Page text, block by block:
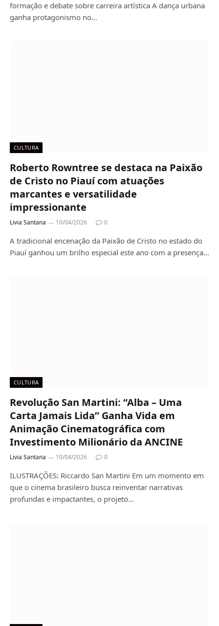
formação e debate sobre carreira artística A dança urbana
ganha protagonismo no…
CULTURA
Roberto Rowntree se destaca na Paixão
de Cristo no Piauí com atuações
marcantes e versatilidade
impressionante
Livia Santana 10/04/2026 0
A tradicional encenação da Paixão de Cristo no estado do
Piauí ganhou um brilho especial este ano com a presença…
CULTURA
Revolução San Martini: “Alba – Uma
Carta Jamais Lida” Ganha Vida em
Animação Cinematográfica com
Investimento Milionário da ANCINE
Livia Santana 10/04/2026 0
ILUSTRAÇÕES: Riccardo San Martini Em um momento em
que o cinema brasileiro busca reinventar narrativas
profundas e impactantes, o projeto…